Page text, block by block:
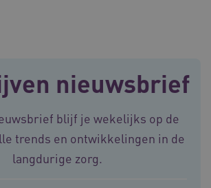
nieuwsbrief
blijf je wekelijks op de
trends en ontwikkelingen in de
langdurige zorg.